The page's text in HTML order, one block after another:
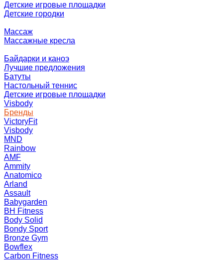
Детские игровые площадки
Детские городки
Массаж
Массажные кресла
Байдарки и каноэ
Лучшие предложения
Батуты
Настольный теннис
Детские игровые площадки
Visbody
Бренды
VictoryFit
Visbody
MND
Rainbow
AMF
Ammity
Anatomico
Arland
Assault
Babygarden
BH Fitness
Body Solid
Bondy Sport
Bronze Gym
Bowflex
Carbon Fitness